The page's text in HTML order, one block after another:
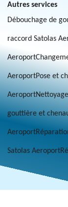
Autres services
Débouchage de
raccord Satolas
Aeroport
AeroportPose et
Aeroport
gouttière et
Aeroport
Satolas Aeroport